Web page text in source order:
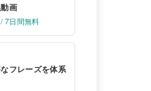
画
7日間無料
フレーズを体系